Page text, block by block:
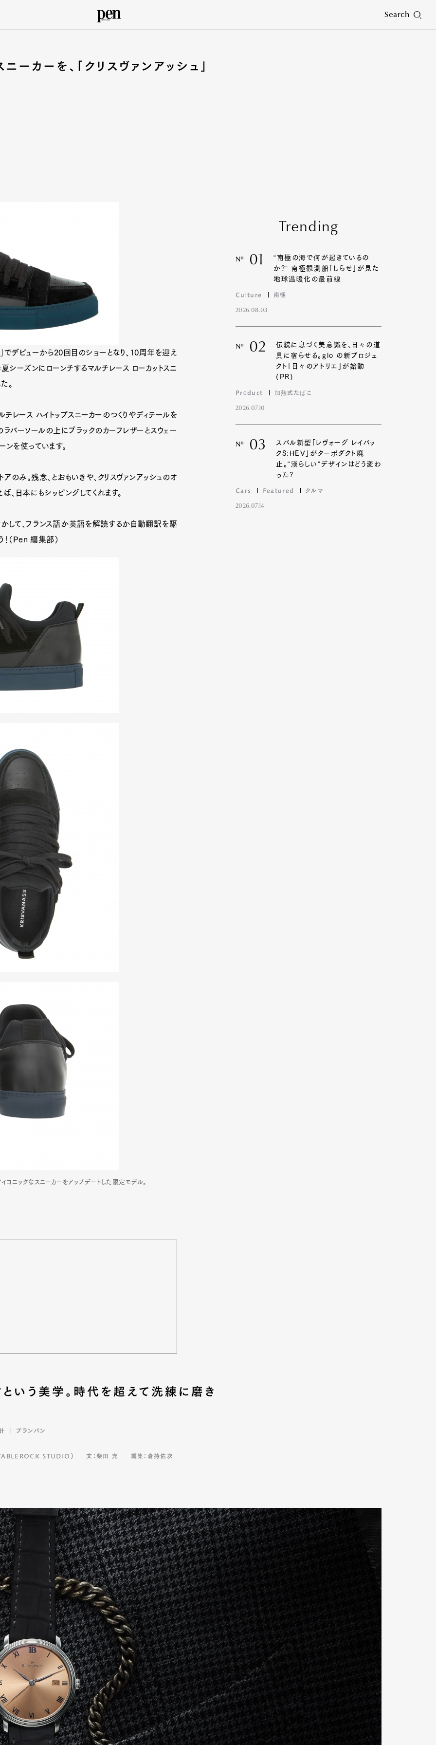
Search
Art&Design
Cars
Pen international Pen tw
カーを、「クリスヴァンアッシュ」
デビューから20回目のショーとなり、10周年を迎え
シーズンにローンチするマルチレース ローカットスニ
。
チレース ハイトップスニーカーのつくりやディテールを
バーソールの上にブラックのカーフレザーとスウェー
を使っています。
み。残念、とおもいきや、クリスヴァンアッシュのオ
ば、日本にもシッピングしてくれます。
かして、フランス語か英語を解読するか自動翻訳を駆
（Pen 編集部）
ニックなスニーカーをアップデートした限定モデル。
Trending
Nº 01
“南極の海で何が起きているの
か?” 南極観測船「しらせ」が見た
地球温暖化の最前線
Culture 南極
2026.08.03
Nº 02
伝統に息づく美意識を、日々の道
具に宿らせる。glo の新プロジェ
クト「日々のアトリエ」が始動
(PR)
Product 加熱式たばこ
2026.07.10
Nº 03
スバル新型「レヴォーグ レイバッ
クS:HEV」がターボダクト廃
止。“漢らしい”デザインはどう変わ
った?
Cars Featured クルマ
2026.07.14
という美学。時代を超えて洗練に磨き
ブランパン
TABLEROCK STUDIO） 文：柴田 充 編集：倉持佑次